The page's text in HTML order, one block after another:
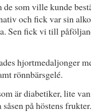
som ville kunde
och fick var sin
Sen fick vi till
hjortmedaljonger
rönnbärsgelé.
är diabetiker, lite
på höstens frukter.